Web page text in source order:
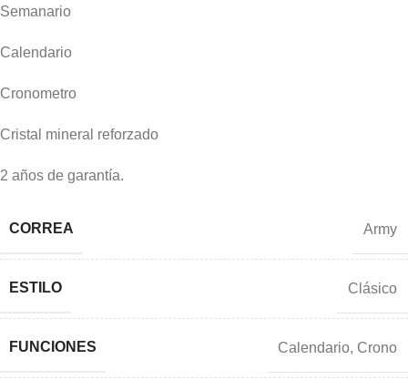
Semanario
Calendario
Cronometro
Cristal mineral reforzado
2 años de garantía.
CORREA Army
ESTILO Clásico
FUNCIONES Calendario, Crono